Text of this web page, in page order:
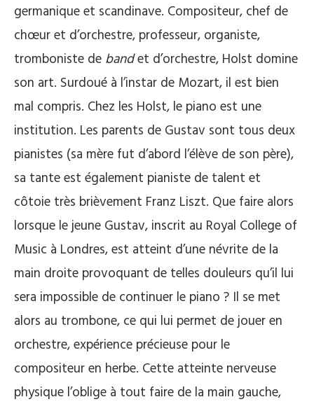
germanique et scandinave. Compositeur, chef de
chœur et d’orchestre, professeur, organiste,
tromboniste de bandet d’orchestre, Holst domine
son art. Surdoué à l’instar de Mozart, il est bien
mal compris. Chez les Holst, le piano est une
institution. Les parents de Gustav sont tous deux
pianistes (sa mère fut d’abord l’élève de son père),
sa tante est également pianiste de talent et
côtoie très brièvement Franz Liszt. Que faire alors
lorsque le jeune Gustav, inscrit au Royal College of
Music à Londres, est atteint d’une névrite de la
main droite provoquant de telles douleurs qu’il lui
sera impossible de continuer le piano ? Il se met
alors au trombone, ce qui lui permet de jouer en
orchestre, expérience précieuse pour le
compositeur en herbe. Cette atteinte nerveuse
physique l’oblige à tout faire de la main gauche,